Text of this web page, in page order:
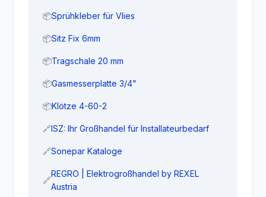
📦Sprühkleber für Vlies
📦Sitz Fix 6mm
📦Tragschale 20 mm
📦Gasmesserplatte 3/4"
📦Klötze 4-60-2
🔗ISZ: Ihr Großhandel für Installateurbedarf
🔗Sonepar Kataloge
🔗
REGRO | Elektrogroßhandel by REXEL
Austria